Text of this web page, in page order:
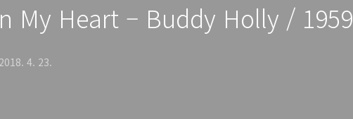
My Heart – Buddy Holly / 1959
2018. 4. 23.